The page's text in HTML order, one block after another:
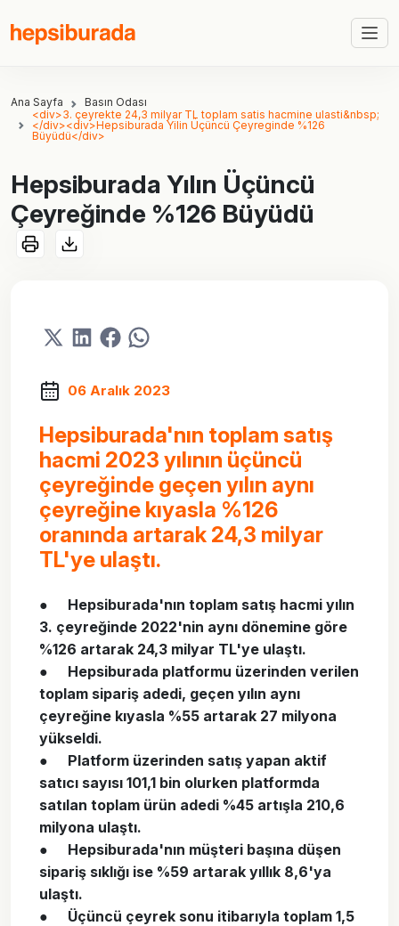
Ana Sayfa
Basın Odası
<div>3. çeyrekte 24,3 milyar TL toplam satis hacmine ulasti&nbsp;
</div><div>Hepsiburada Yilin Üçüncü Çeyreginde %126
Büyüdü</div>
Hepsiburada Yılın Üçüncü
Çeyreğinde %126 Büyüdü
06 Aralık 2023
Hepsiburada'nın toplam satış
hacmi 2023 yılının üçüncü
çeyreğinde geçen yılın aynı
çeyreğine kıyasla %126
oranında artarak 24,3 milyar
TL'ye ulaştı.
●
Hepsiburada'nın toplam satış hacmi yılın
3. çeyreğinde 2022'nin aynı dönemine göre
%126 artarak 24,3 milyar TL'ye ulaştı.
●
Hepsiburada platformu üzerinden verilen
toplam sipariş adedi, geçen yılın aynı
çeyreğine kıyasla %55 artarak 27 milyona
yükseldi.
●
Platform üzerinden satış yapan aktif
satıcı sayısı 101,1 bin olurken platformda
satılan toplam ürün adedi %45 artışla 210,6
milyona ulaştı.
●
Hepsiburada'nın müşteri başına düşen
sipariş sıklığı ise %59 artarak yıllık 8,6'ya
ulaştı.
●
Üçüncü çeyrek sonu itibarıyla toplam 1,5